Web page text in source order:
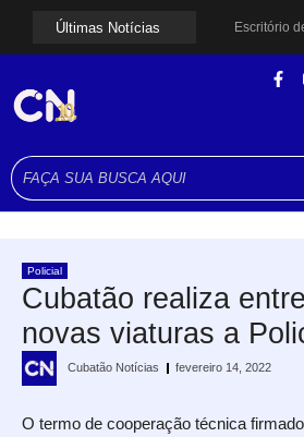
Últimas Notícias
Policial
Cubatão realiza
novas viaturas a
Cubatão Notícias fevereiro 14, 2022
O termo de cooperação técnica